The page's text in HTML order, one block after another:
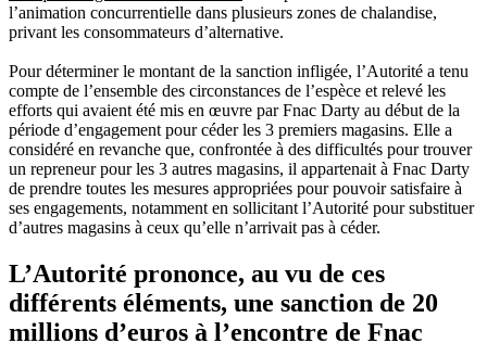
l’animation concurrentielle dans plusieurs zones de chalandise,
privant les consommateurs d’alternative.
Pour déterminer le montant de la sanction infligée, l’Autorité a tenu
compte de l’ensemble des circonstances de l’espèce et relevé les
efforts qui avaient été mis en œuvre par Fnac Darty au début de la
période d’engagement pour céder les 3 premiers magasins. Elle a
considéré en revanche que, confrontée à des difficultés pour trouver
un repreneur pour les 3 autres magasins, il appartenait à Fnac Darty
de prendre toutes les mesures appropriées pour pouvoir satisfaire à
ses engagements, notamment en sollicitant l’Autorité pour substituer
d’autres magasins à ceux qu’elle n’arrivait pas à céder.
L’Autorité prononce, au vu de ces
différents éléments, une sanction de 20
millions d’euros à l’encontre de Fnac